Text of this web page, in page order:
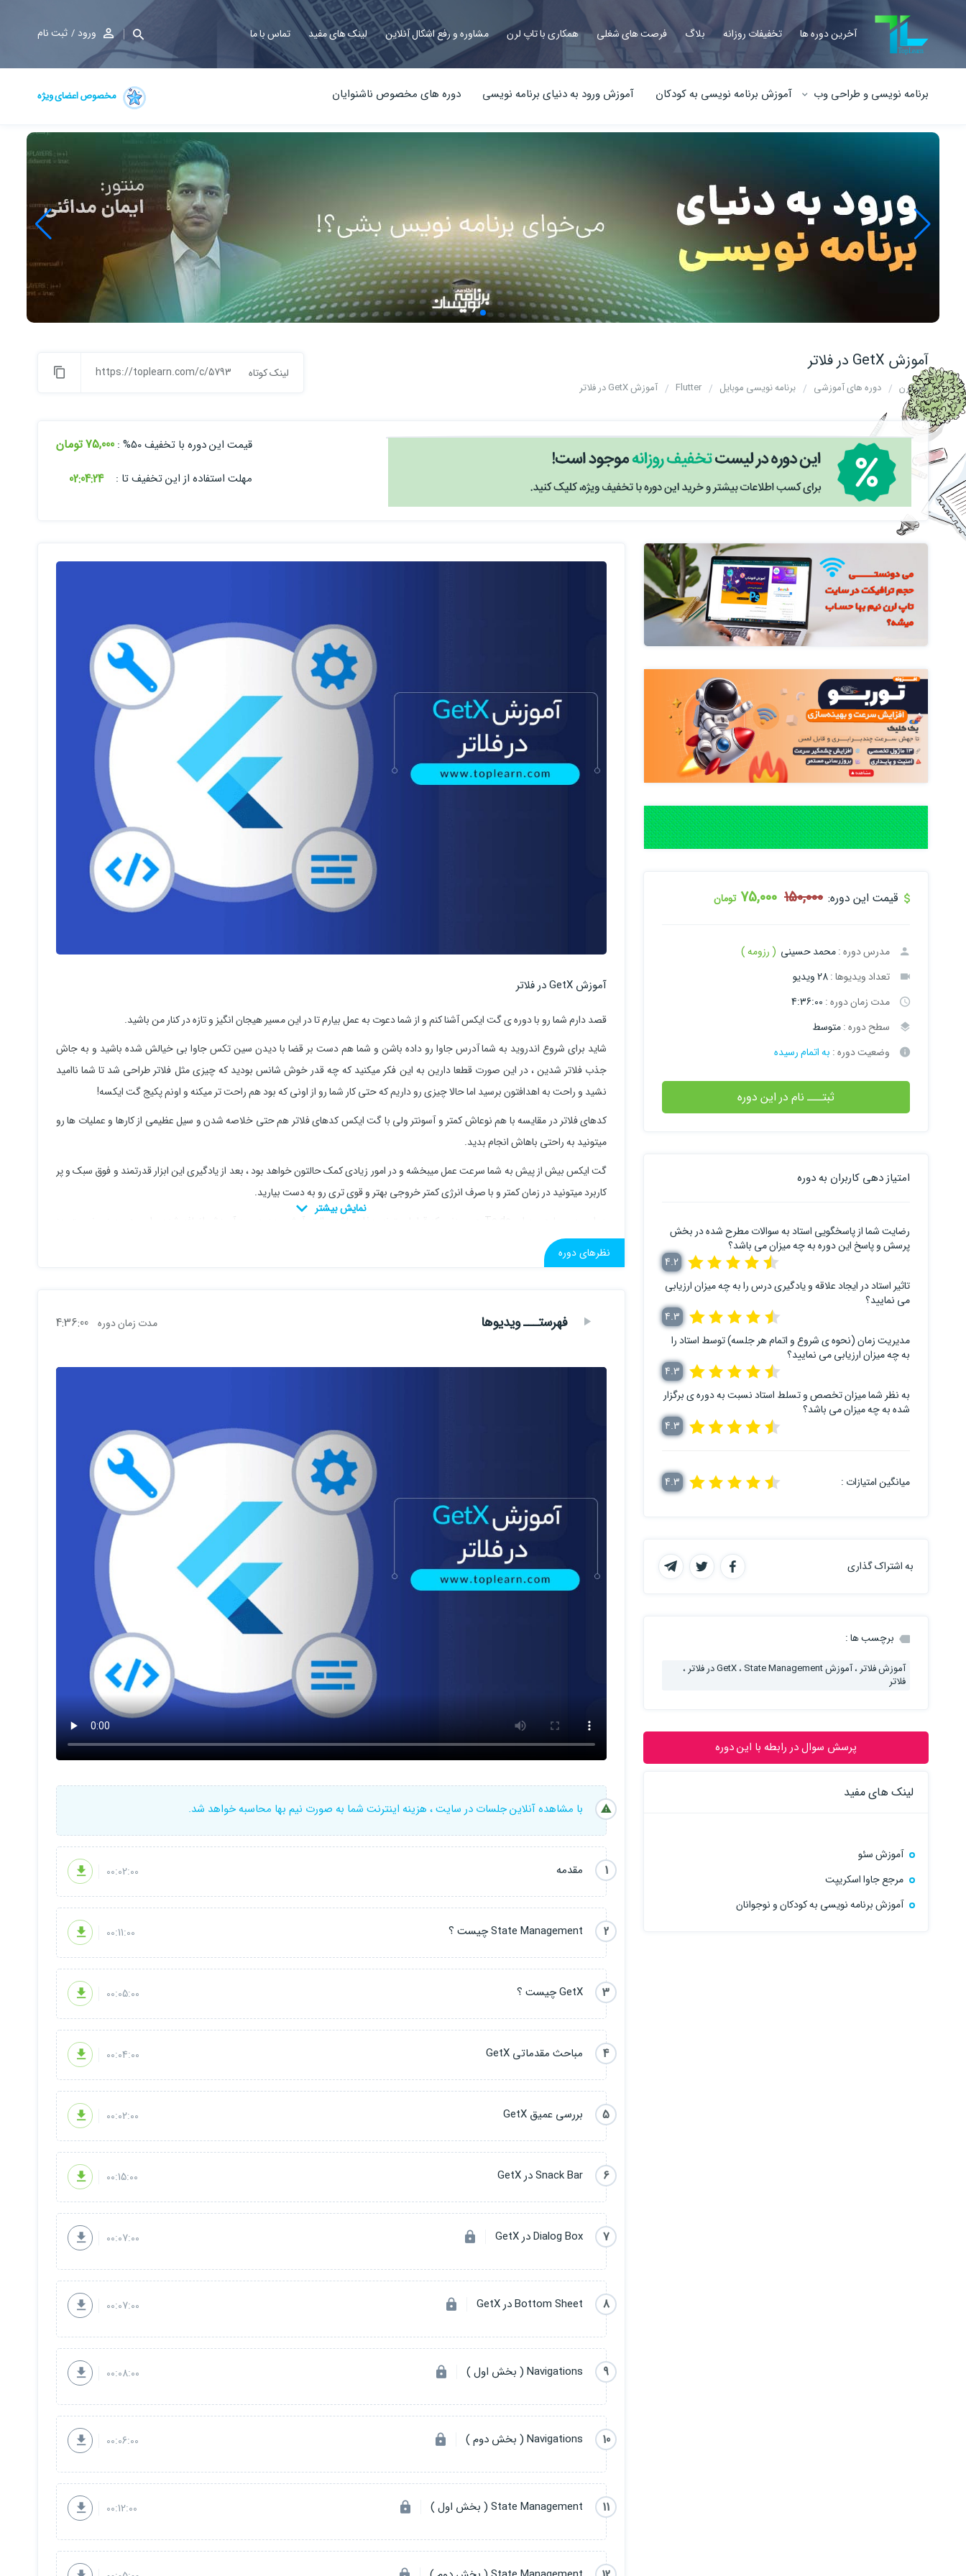
آخرین دوره ها تخفیفات روزانه بلاگ فرصت های شغلی همکاری با تاپ لرن مشاوره و رفع اشکال آنلاین لینک های مفید تماس با ما ورود ثبت نام
برنامه نویسی و طراحی وب آموزش برنامه نویسی به کودکان آموزش ورود به دنیای برنامه نویسی دوره های مخصوص ناشنوایان مخصوص اعضای ویژه
آموزش GetX در فلاتر
تاپ لرن دوره های آموزشی برنامه نویسی موبایل Flutter آموزش GetX در فلاتر
لینک کوتاه https://toplearn.com/c/5793
قیمت این دوره با تخفیف 50% : 75,000 تومان
مهلت استفاده از این تخفیف تا : 02:04:23
آموزش GetX در فلاتر
قصد دارم شما رو با دوره ی گت ایکس آشنا کنم و از شما دعوت به عمل بیارم تا در این مسیر هیجان انگیز و تازه در کنار من باشید.
شاید برای شروع اندروید به شما آدرس جاوا رو داده باشن و شما هم دست بر قضا با دیدن سین تکس جاوا بی خیالش شده باشید و به جاش
جذب فلاتر شدین ، در این صورت قطعا دارین به این فکر میکنید که چه قدر خوش شانس بودید که چیزی مثل فلاتر طراحی شد تا شما ناامید
نشید و راحت به اهدافتون برسید اما حالا چیزی رو داریم که حتی کار شما رو از اونی که بود هم راحت تر میکنه و اونم پکیج گت ایکسه!
کدهای فلاتر در مقایسه با هم نوعاش کمتر و آسونتر ولی با گت ایکس کدهای فلاتر هم حتی خلاصه شدن و سیل عظیمی از کارها و عملیات ها رو
میتونید به راحتی باهاش انجام بدید.
گت ایکس بیش از پیش به شما سرعت عمل میبخشه و در امور زیادی کمک حالتون خواهد بود ، بعد از یادگیری این ابزار قدرتمند و فوق سبک و پر
کاربرد میتونید در زمان کمتر و با صرف انرژی کمتر خروجی بهتر و قوی تری رو به دست بیارید.
در این دوره با هم یه اپ To do هم میزنیم که قطعا میتونه جذاب باشه و البته آپشن جدیدی به آموزش اضافه شده و اون هم چیزی نیست جز
نسخه متنی آموزش که امیدوارم مورد توجه شما عزیزان قرار بگیره.
برای ماجراجویی های عمیق تر و جدید تر آماده اید!؟ پس بریم و کار رو شروع کنیم ...
نظرهای دوره
فهرستـــ ویدیوها مدت زمان دوره 4:36:00
با مشاهده آنلاین جلسات در سایت ، هزینه اینترنت شما به صورت نیم بها محاسبه خواهد شد.
1 مقدمه 00:02:00
2 State Management چیست ؟ 00:11:00
3 GetX چیست ؟ 00:05:00
4 مباحث مقدماتی GetX 00:04:00
5 بررسی عمیق GetX 00:02:00
6 Snack Bar در GetX 00:15:00
7 Dialog Box در GetX 00:07:00
8 Bottom Sheet در GetX 00:07:00
9 Navigations ( بخش اول ) 00:08:00
10 Navigations ( بخش دوم ) 00:06:00
11 State Management ( بخش اول ) 00:12:00
قیمت این دوره: 150,000
75,000 تومان
مدرس دوره :محمد حسینی ( رزومه )
تعداد ویدیوها :28 ویدیو
مدت زمان دوره : 4:36:00
سطح دوره :متوسط
وضعیت دوره : به اتمام رسیده
ثبتـــ نام در این دوره
امتیاز دهی کاربران به دوره
رضایت شما از پاسخگویی استاد به سوالات مطرح شده در بخش
پرسش و پاسخ این دوره به چه میزان می باشد؟
4.2
تاثیر استاد در ایجاد علاقه و یادگیری درس را به چه میزان ارزیابی
می نمایید؟
4.3
مدیریت زمان (نحوه ی شروع و اتمام هر جلسه) توسط استاد را
به چه میزان ارزیابی می نمایید؟
4.3
به نظر شما میزان تخصص و تسلط استاد نسبت به دوره ی برگزار
شده به چه میزان می باشد؟
4.3
میانگین امتیازات : 4.3
به اشتراک گذاری
برچسب ها :
آموزش فلاتر ، آموزش GetX ، State Management در فلاتر ،
فلاتر
پرسش سوال در رابطه با این دوره
لینک های مفید
آموزش سئو
مرجع جاوا اسکریپت
آموزش برنامه نویسی به کودکان و نوجوانان